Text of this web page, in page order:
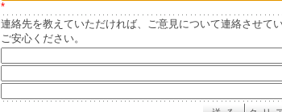
*
連絡先を教えていただければ、ご意見について連絡させて
ご安心ください。